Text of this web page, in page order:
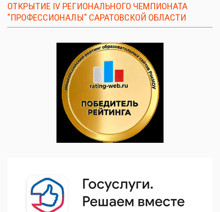
ОТКРЫТИЕ IV РЕГИОНАЛЬНОГО ЧЕМПИОНАТА
"ПРОФЕССИОНАЛЫ" САРАТОВСКОЙ ОБЛАСТИ